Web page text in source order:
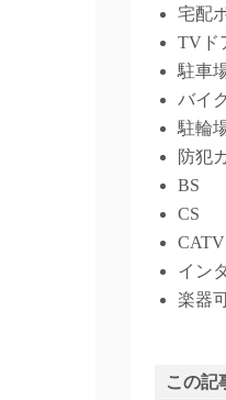
宅配
TVド
駐車
バイ
駐輪
防犯
BS
CS
CATV
イン
楽器
この記